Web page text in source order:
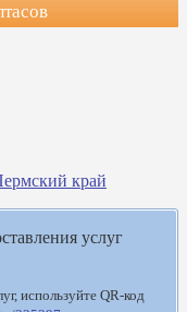
край
услуг
используйте QR-код